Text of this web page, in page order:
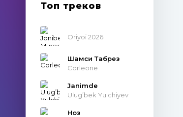
Топ треков
Oriyoi 2026
Шамси Табрез
Corleone
Janimde
Ulug’bek Yulchiyev
Ноз